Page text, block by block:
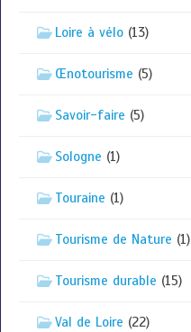
Loire à vélo (13)
Œnotourisme (5)
Savoir-faire (5)
Sologne (1)
Touraine (1)
Tourisme de Nature (1)
Tourisme durable (15)
Val de Loire (22)